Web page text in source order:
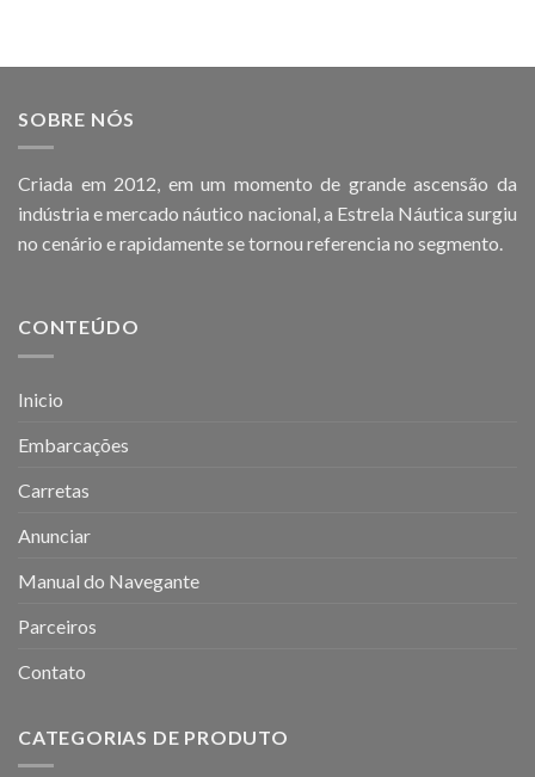
SOBRE NÓS
Criada em 2012, em um momento de grande ascensão da
indústria e mercado náutico nacional, a Estrela Náutica surgiu
no cenário e rapidamente se tornou referencia no segmento.
CONTEÚDO
Inicio
Embarcações
Carretas
Anunciar
Manual do Navegante
Parceiros
Contato
CATEGORIAS DE PRODUTO